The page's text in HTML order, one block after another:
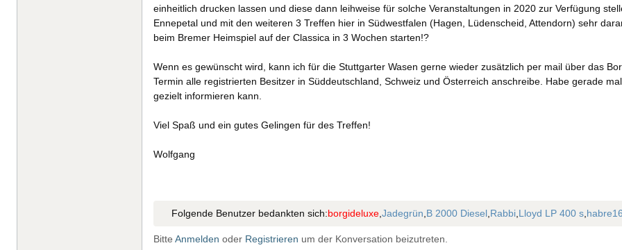
einheitlich drucken lassen und diese dann leihweise für solche Veranstaltungen in 2020 zur Verfügung
Ennepetal und mit den weiteren 3 Treffen hier in Südwestfalen (Hagen, Lüdenscheid, Attendorn) sehr
beim Bremer Heimspiel auf der Classica in 3 Wochen starten!?
Wenn es gewünscht wird, kann ich für die Stuttgarter Wasen gerne wieder zusätzlich per mail über das
Termin alle registrierten Besitzer in Süddeutschland, Schweiz und Österreich anschreibe. Habe gerade
gezielt informieren kann.
Viel Spaß und ein gutes Gelingen für des Treffen!
Wolfgang
Folgende Benutzer bedankten sich:borgideluxe, Jadegrün B 2000 Diesel, Rabbi, Lloyd LP 400 s, habre16
Bitte Anmelden oder Registrieren um der Konversation beizutreten.